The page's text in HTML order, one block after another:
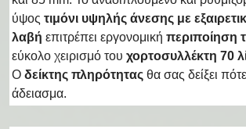
ύψος τιμόνι υψηλής άνεσης με
λαβή επιτρέπει εργονομική περιποίηση
εύκολο χειρισμό του χορτοσυλλέκτη 70
Ο δείκτης πληρότητας θα σας δείξει
άδειασμα.